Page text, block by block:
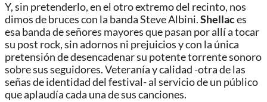
Y, sin pretenderlo, en el otro extremo del recinto, nos
dimos de bruces con la banda Steve Albini.Shellaces
esa banda de señores mayores que pasan por allí a tocar
su post rock, sin adornos ni prejuicios y con la única
pretensión de desencadenar su potente torrente sonoro
sobre sus seguidores. Veteranía y calidad -otra de las
señas de identidad del festival- al servicio de un público
que aplaudía cada una de sus canciones.